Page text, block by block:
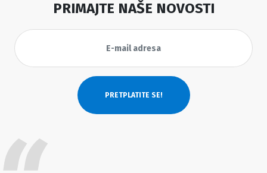
PRIMAJTE NAŠE NOVOSTI